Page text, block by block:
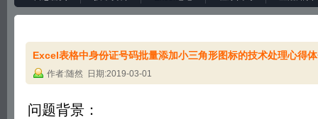
Excel表格中身份证号码批量添加小三角形图标的技术处理心得
作者:随然 日期:2019-03-01
问题背景：